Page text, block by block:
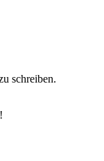
schreiben.